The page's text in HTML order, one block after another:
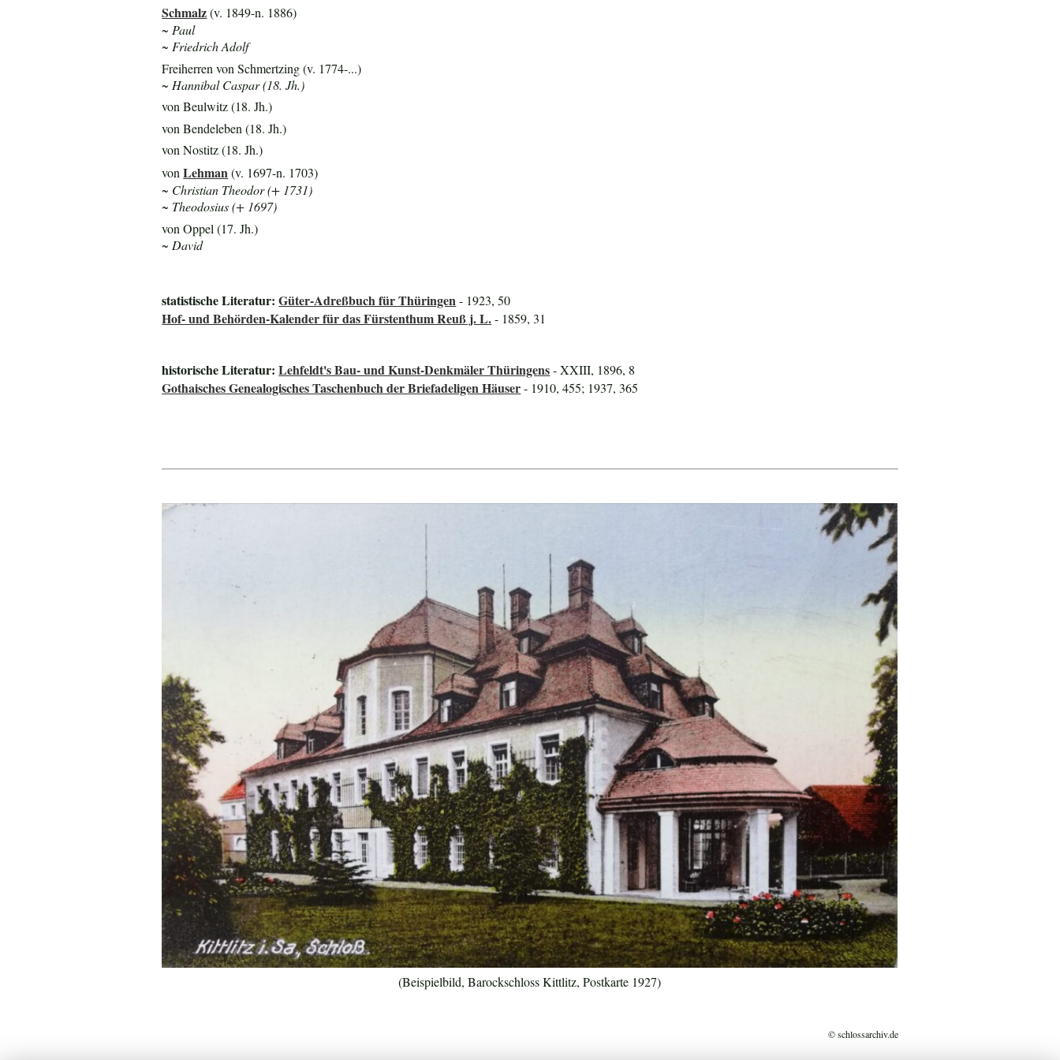
Schmalz(v. 1849-n. 1886)
~ Paul
~ Friedrich Adolf
Freiherren von Schmertzing (v. 1774-...)
~ Hannibal Caspar (18. Jh.)
von Beulwitz (18. Jh.)
von Bendeleben (18. Jh.)
von Nostitz (18. Jh.)
vonLehman(v. 1697-n. 1703)
~ Christian Theodor (+ 1731)
~ Theodosius (+ 1697)
von Oppel (17. Jh.)
~ David
statistische Literatur:Güter-Adreßbuch für Thüringen- 1923, 50
Hof- und Behörden-Kalender für das Fürstenthum Reuß j. L.- 1859, 31
historische Literatur:Lehfeldt's Bau- und Kunst-Denkmäler Thüringens- XXIII, 1896, 8
Gothaisches Genealogisches Taschenbuch der Briefadeligen Häuser- 1910, 455; 1937, 365
(Beispielbild, Barockschloss Kittlitz, Postkarte 1927)
© schlossarchiv.de